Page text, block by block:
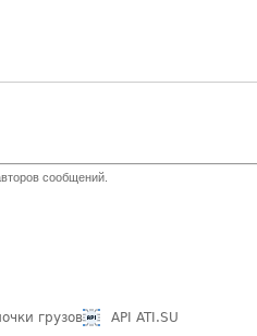
сообщений.
грузов API ATI.SU